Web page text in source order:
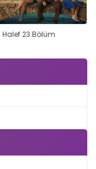
Halef 23.Bölüm